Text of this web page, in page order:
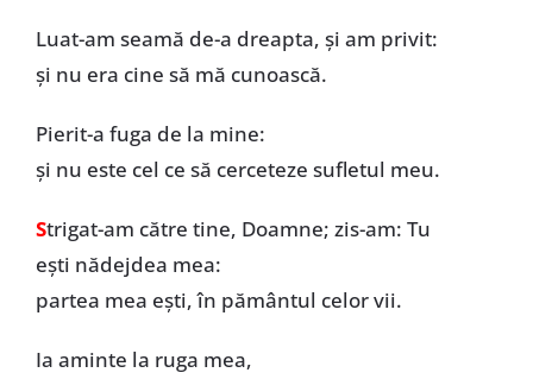
Luat-am seamă de-a dreapta, și am privit:
și nu era cine să mă cunoască.
Pierit-a fuga de la mine:
și nu este cel ce să cerceteze sufletul meu.
Strigat-am către tine, Doamne; zis-am: Tu
ești nădejdea mea:
partea mea ești, în pământul celor vii.
Ia aminte la ruga mea,